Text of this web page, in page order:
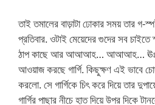
তাই তমালের বাড়াটা ঢোকার সময় তার গ-
প্রতিবার. ওটাই মেয়েদের গুদের সব
ঠাপ কাছে আর আআআহ… আআআহ…
আওয়াজ করছে গার্গি. কিছুক্ষণ এই ভাবে
করলো. সে গার্গিকে চিৎ করে দিয়ে তার
গার্গির পাছার নীচে হাত দিয়ে উপর দিকে